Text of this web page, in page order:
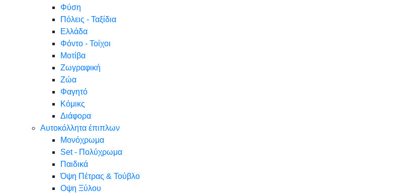
Φύση
Πόλεις - Ταξίδια
Ελλάδα
Φόντο - Τοίχοι
Μοτίβα
Ζωγραφική
Ζώα
Φαγητό
Κόμικς
Διάφορα
Αυτοκόλλητα έπιπλων
Μονόχρωμα
Set - Πολύχρωμα
Παιδικά
Όψη Πέτρας & Τούβλο
Oψη Ξύλου